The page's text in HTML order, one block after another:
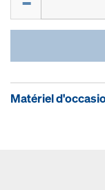
Matériel